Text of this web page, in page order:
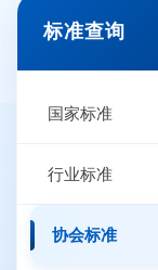
标准查询
国家标准
行业标准
协会标准